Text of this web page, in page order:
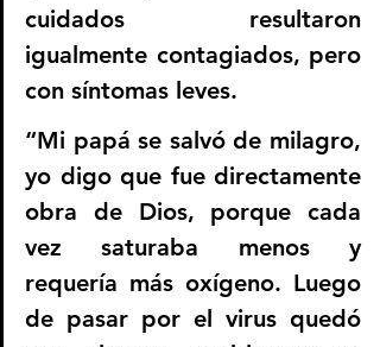
cuidados resultaron
igualmente contagiados, pero
con síntomas leves.
“Mi papá se salvó de milagro,
yo digo que fue directamente
obra de Dios, porque cada
vez saturaba menos y
requería más oxígeno. Luego
de pasar por el virus quedó